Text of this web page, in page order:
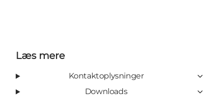
Læs mere
Kontaktoplysninger
Downloads